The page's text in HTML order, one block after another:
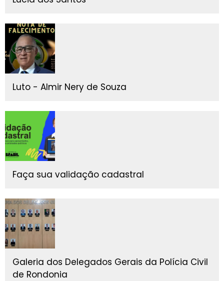
Luto - Almir Nery de Souza
Faça sua validação cadastral
Galeria dos Delegados Gerais da Polícia Civil
de Rondonia